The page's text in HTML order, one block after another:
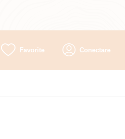
Favorite Conectare